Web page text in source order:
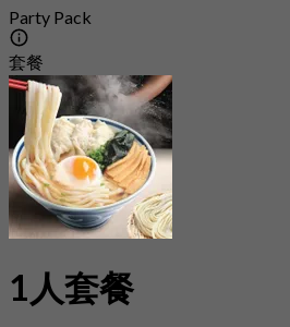
Party Pack
套餐
1人套餐